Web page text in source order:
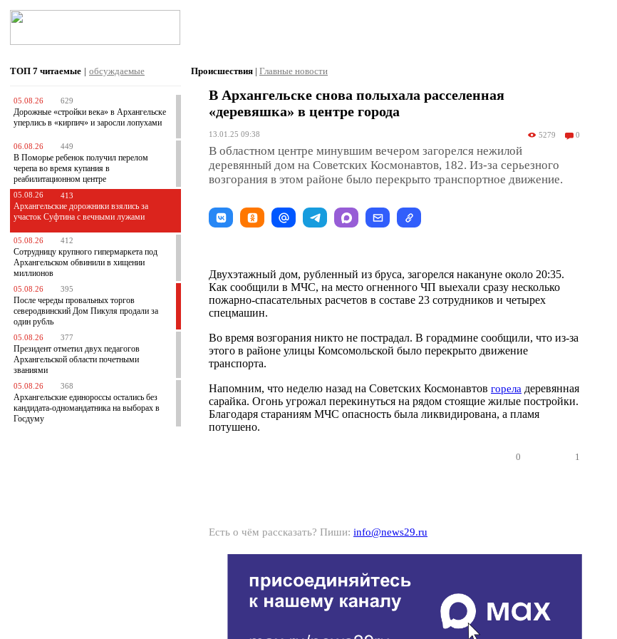
ТОП 7 читаемые | обсуждаемые
05.08.26 629
Дорожные «стройки века» в Архангельске
уперлись в «кирпич» и заросли лопухами
06.08.26 449
В Поморье ребенок получил перелом
черепа во время купания в
реабилитационном центре
05.08.26 413
Архангельские дорожники взялись за
участок Суфтина с вечными лужами
05.08.26 412
Сотрудницу крупного гипермаркета под
Архангельском обвинили в хищении
миллионов
05.08.26 395
После череды провальных торгов
северодвинский Дом Пикуля продали за
один рубль
05.08.26 377
Президент отметил двух педагогов
Архангельской области почетными
званиями
05.08.26 368
Архангельские единороссы остались без
кандидата-одномандатника на выборах в
Госдуму
Происшествия | Главные новости
В Архангельске снова полыхала расселенная
«деревяшка» в центре города
13.01.25 09:38 5279 0
В областном центре минувшим вечером загорелся нежилой
деревянный дом на Советских Космонавтов, 182. Из-за серьезного
возгорания в этом районе было перекрыто транспортное движение.
Двухэтажный дом, рубленный из бруса, загорелся накануне около 20:35.
Как сообщили в МЧС, на место огненного ЧП выехали сразу несколько
пожарно-спасательных расчетов в составе 23 сотрудников и четырех
спецмашин.
Во время возгорания никто не пострадал. В горадмине сообщили, что из-за
этого в районе улицы Комсомольской было перекрыто движение
транспорта.
Напомним, что неделю назад на Советских Космонавтов горела деревянная
сарайка. Огонь угрожал перекинуться на рядом стоящие жилые постройки.
Благодаря стараниям МЧС опасность была ликвидирована, а пламя
потушено.
0 1
Есть о чём рассказать? Пиши: info@news29.ru